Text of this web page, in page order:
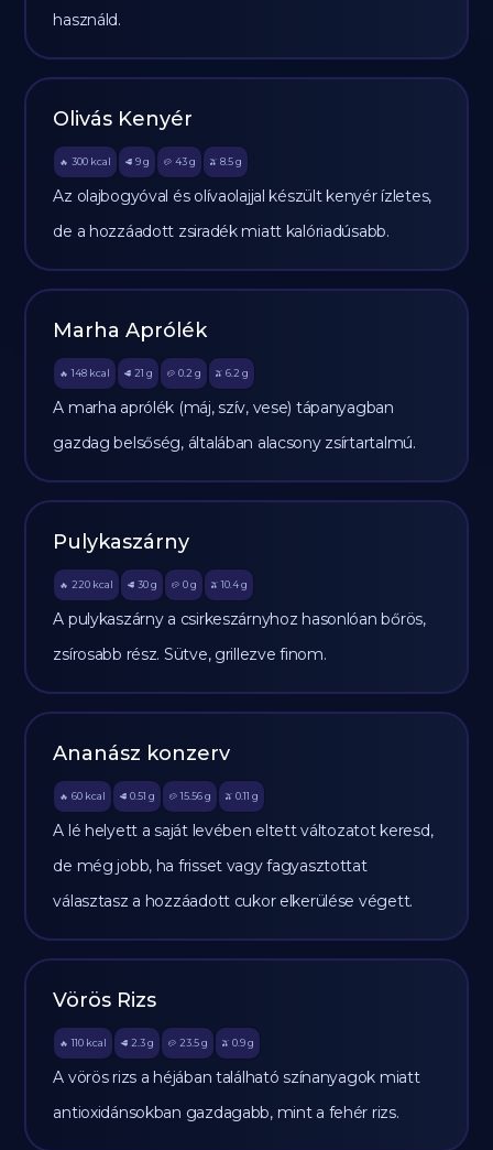
használd.
Olivás Kenyér
🔥 300 kcal 🥩 9 g 🥔 43g 🫒 8.5 g
Az olajbogyóval és olívaolajjal készült kenyér ízletes,
de a hozzáadott zsiradék miatt kalóriadúsabb.
Marha Aprólék
🔥 148 kcal 🥩 21 g 🥔 0.2 g 🫒 6.2 g
A marha aprólék (máj, szív, vese) tápanyagban
gazdag belsőség, általában alacsony zsírtartalmú.
Pulykaszárny
🔥 220 kcal 🥩 30 g 🥔 0g 🫒 10.4 g
A pulykaszárny a csirkeszárnyhoz hasonlóan bőrös,
zsírosabb rész. Sütve, grillezve finom.
Ananász konzerv
🔥 60 kcal 🥩 0.51 g 🥔 15.56g 🫒 0.11 g
A lé helyett a saját levében eltett változatot keresd,
de még jobb, ha frisset vagy fagyasztottat
választasz a hozzáadott cukor elkerülése végett.
Vörös Rizs
🔥 110 kcal 🥩 2.3 g 🥔 23.5g 🫒 0.9 g
A vörös rizs a héjában található színanyagok miatt
antioxidánsokban gazdagabb, mint a fehér rizs.